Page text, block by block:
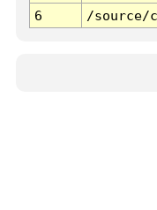
6
/source/